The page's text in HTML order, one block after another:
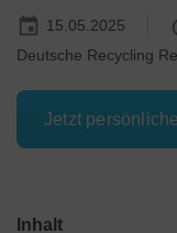
15.05.2025
Deutsche Recycling
Jetzt
Inhalt